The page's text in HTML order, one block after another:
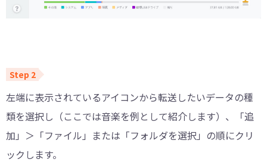
左端に表示されているアイコンから転送したいデータの種
類を選択し（ここでは音楽を例として紹介します）、「追
加」＞「ファイル」または「フォルダを選択」の順にクリ
ックします。